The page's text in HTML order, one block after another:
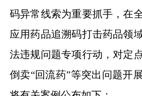
码异常线索为重要抓手，在
应用药品追溯码打击药品领
法违规问题专项行动，对定
倒卖“回流药”等突出问题开